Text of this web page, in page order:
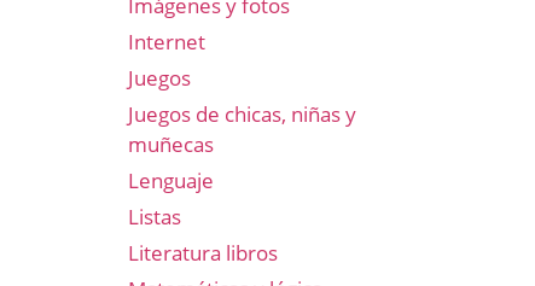
Internet
Juegos
Juegos de chicas, niñas y
muñecas
Lenguaje
Listas
Literatura libros